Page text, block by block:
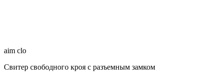
aim clo
Свитер свободного кроя с разъемным замком